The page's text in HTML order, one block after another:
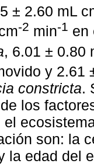
± 2.60 mL
-2 min-1 en
, 6.01 ± 0.80
y 2.61
constricta.
los
son: la
la edad del